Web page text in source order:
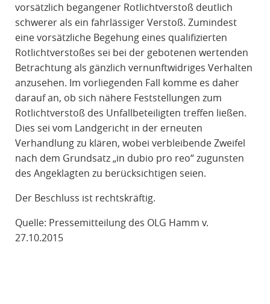
vorsätzlich begangener Rotlichtverstoß deutlich
schwerer als ein fahrlässiger Verstoß. Zumindest
eine vorsätzliche Begehung eines qualifizierten
Rotlichtverstoßes sei bei der gebotenen wertenden
Betrachtung als gänzlich vernunftwidriges Verhalten
anzusehen. Im vorliegenden Fall komme es daher
darauf an, ob sich nähere Feststellungen zum
Rotlichtverstoß des Unfallbeteiligten treffen ließen.
Dies sei vom Landgericht in der erneuten
Verhandlung zu klären, wobei verbleibende Zweifel
nach dem Grundsatz „in dubio pro reo“ zugunsten
des Angeklagten zu berücksichtigen seien.
Der Beschluss ist rechtskräftig.
Quelle: Pressemitteilung des OLG Hamm v.
27.10.2015